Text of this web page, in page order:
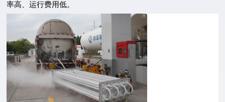
率高、运行费用低。